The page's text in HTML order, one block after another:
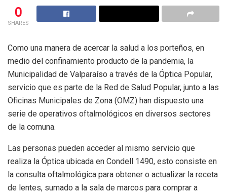
0
SHARES
Como una manera de acercar la salud a los porteños, en
medio del confinamiento producto de la pandemia, la
Municipalidad de Valparaíso a través de la Óptica Popular,
servicio que es parte de la Red de Salud Popular, junto a las
Oficinas Municipales de Zona (OMZ) han dispuesto una
serie de operativos oftalmológicos en diversos sectores
de la comuna.
Las personas pueden acceder al mismo servicio que
realiza la Óptica ubicada en Condell 1490, esto consiste en
la consulta oftalmológica para obtener o actualizar la receta
de lentes, sumado a la sala de marcos para comprar a